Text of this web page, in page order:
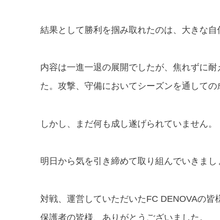
結果として勝利を掴み取れたのは、大きな
内容は一進一退の展開でしたが、焦れずに
た。 攻撃、守備においてシーズンを通して
しかし、まだ何も成し遂げられていません。
明日から気を引き締めて取り組んでいきまし
対戦、運営していただいたFC DENOVAの
保護者の皆様、ありがとうございました。